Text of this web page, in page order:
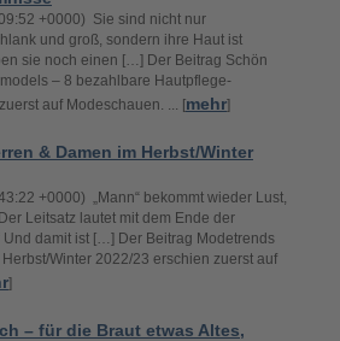
+0000) Sie sind nicht nur
und groß, sondern ihre Haut ist
sie noch einen […] Der Beitrag Schön
– 8 bezahlbare Hautpflege-
auf Modeschauen. ... [mehr]
& Damen im Herbst/Winter
+0000) „Mann“ bekommt wieder Lust,
Leitsatz lautet mit dem Ende der
Und damit ist […] Der Beitrag Modetrends
Winter 2022/23 erschien zuerst auf
]
– für die Braut etwas Altes,